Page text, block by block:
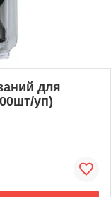
для
уп)